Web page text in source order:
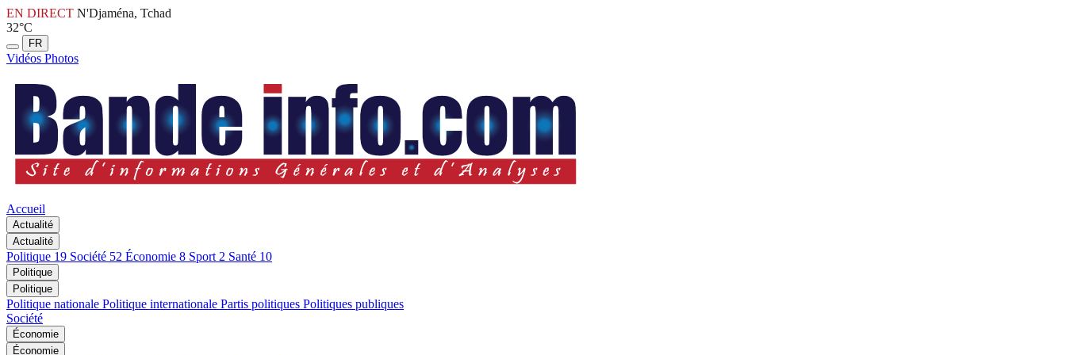
EN DIRECT N'Djaména, Tchad
32°C
FR
Vidéos Photos
Accueil
Actualité
Actualité
Politique 19 Société 52 Économie 8 Sport 2 Santé 10
Politique
Politique
Politique nationale Politique internationale Partis politiques Politiques publiques
Société
Économie
Économie